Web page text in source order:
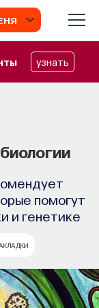
узнать
помогут
и генетике
найти
и биотех